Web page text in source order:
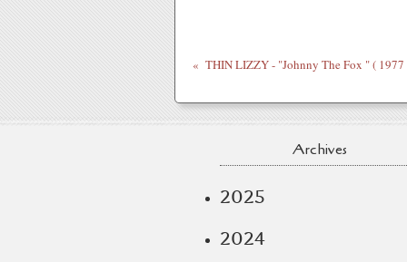
THIN LIZZY - "Johnny The Fox " ( 1977
Archives
2025
2024